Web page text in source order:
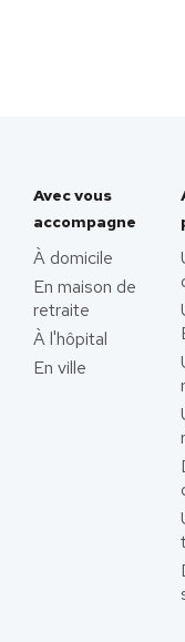
Avec vous
accompagne
À domicile
En maison de
retraite
À l'hôpital
En ville